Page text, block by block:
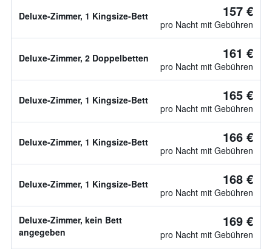
Deluxe-Zimmer, 1 Kingsize-Bett 157 €
pro Nacht mit Gebühren
Deluxe-Zimmer, 2 Doppelbetten 161 €
pro Nacht mit Gebühren
Deluxe-Zimmer, 1 Kingsize-Bett 165 €
pro Nacht mit Gebühren
Deluxe-Zimmer, 1 Kingsize-Bett 166 €
pro Nacht mit Gebühren
Deluxe-Zimmer, 1 Kingsize-Bett 168 €
pro Nacht mit Gebühren
Deluxe-Zimmer, kein Bett
angegeben
169 €
pro Nacht mit Gebühren